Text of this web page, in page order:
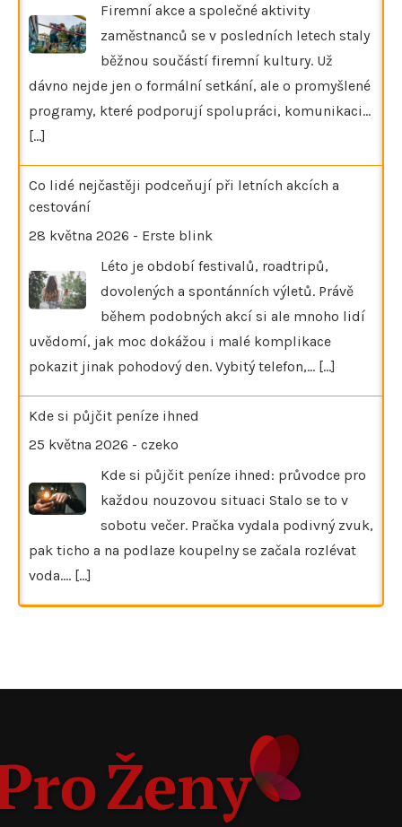
Firemní akce a společné aktivity
zaměstnanců se v posledních letech staly
běžnou součástí firemní kultury. Už
dávno nejde jen o formální setkání, ale o promyšlené
programy, které podporují spolupráci, komunikaci…
[...]
Co lidé nejčastěji podceňují při letních akcích a
cestování
28 května 2026 - Erste blink
Léto je období festivalů, roadtripů,
dovolených a spontánních výletů. Právě
během podobných akcí si ale mnoho lidí
uvědomí, jak moc dokážou i malé komplikace
pokazit jinak pohodový den. Vybitý telefon,… [...]
Kde si půjčit peníze ihned
25 května 2026 - czeko
Kde si půjčit peníze ihned: průvodce pro
každou nouzovou situaci Stalo se to v
sobotu večer. Pračka vydala podivný zvuk,
pak ticho a na podlaze koupelny se začala rozlévat
voda.… [...]